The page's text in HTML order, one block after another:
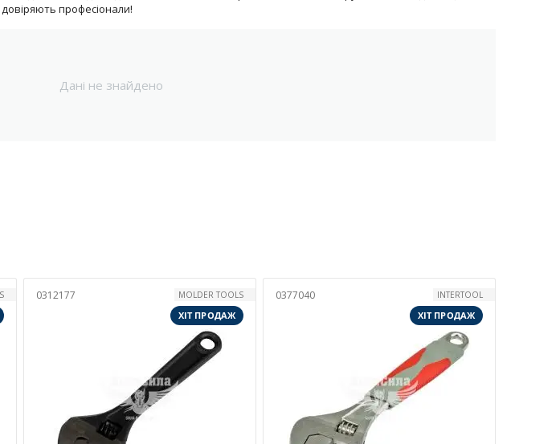
професіонали!
Дані не знайдено
0312177
MOLDER TOOLS
ХІТ ПРОДАЖ
0377040
INTERTOOL
ХІТ ПРОДАЖ